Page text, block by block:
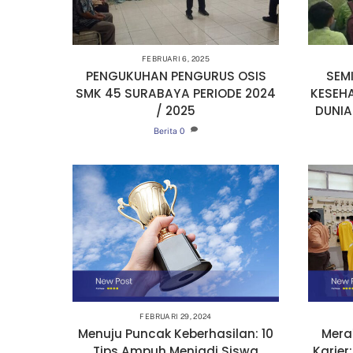
FEBRUARI 6, 2025
PENGUKUHAN PENGURUS OSIS
SMK 45 SURABAYA PERIODE 2024
/ 2025
Berita 0
FEBRUARI 29, 2024
Menuju Puncak Keberhasilan: 10